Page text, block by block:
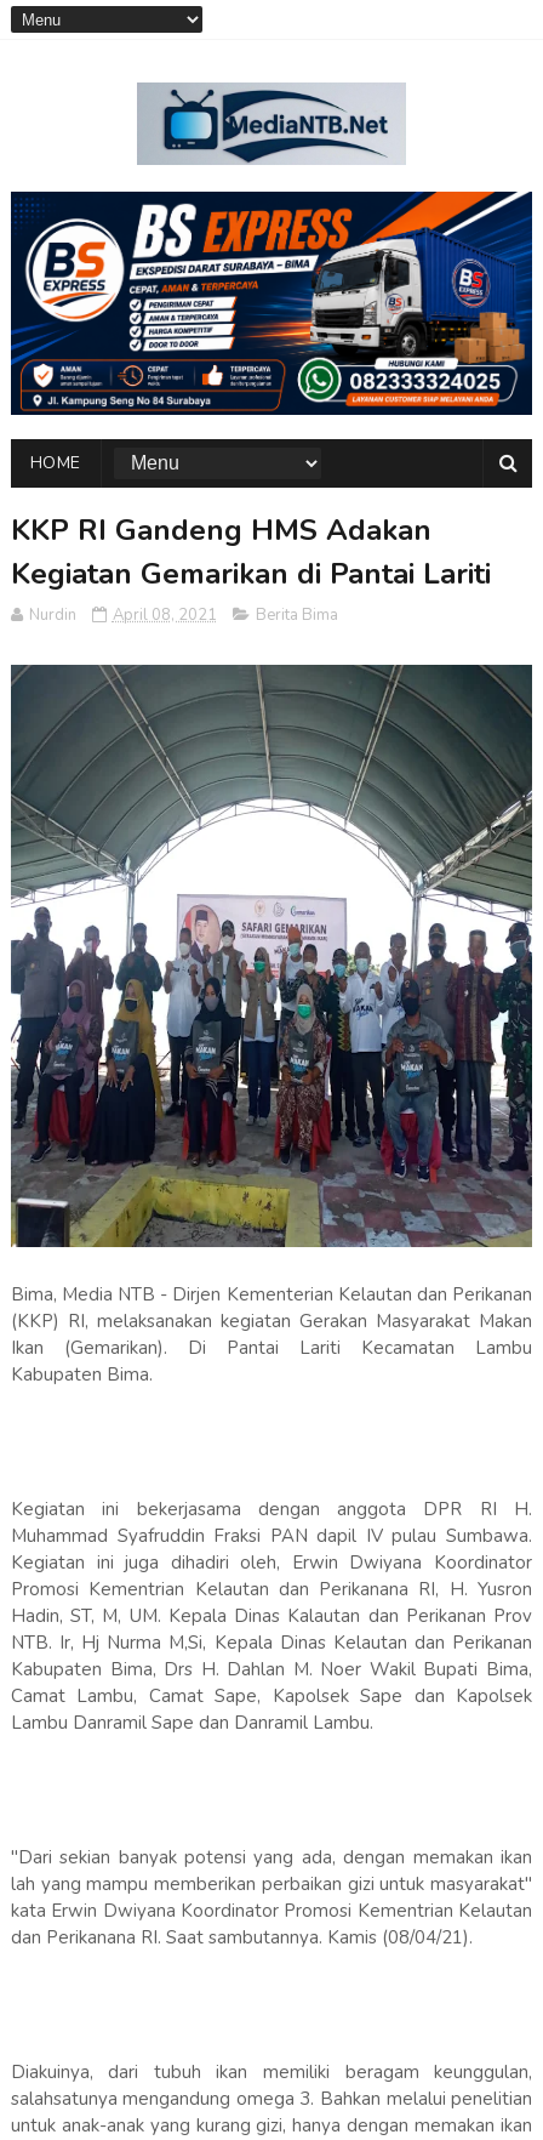
HOME
KKP RI Gandeng HMS Adakan
Kegiatan Gemarikan di Pantai Lariti
Nurdin April 08, 2021 Berita Bima
Bima, Media NTB - Dirjen Kementerian Kelautan dan Perikanan
(KKP) RI, melaksanakan kegiatan Gerakan Masyarakat Makan
Ikan (Gemarikan). Di Pantai Lariti Kecamatan Lambu
Kabupaten Bima.
Kegiatan ini bekerjasama dengan anggota DPR RI H.
Muhammad Syafruddin Fraksi PAN dapil IV pulau Sumbawa.
Kegiatan ini juga dihadiri oleh, Erwin Dwiyana Koordinator
Promosi Kementrian Kelautan dan Perikanana RI, H. Yusron
Hadin, ST, M, UM. Kepala Dinas Kalautan dan Perikanan Prov
NTB. Ir, Hj Nurma M,Si, Kepala Dinas Kelautan dan Perikanan
Kabupaten Bima, Drs H. Dahlan M. Noer Wakil Bupati Bima,
Camat Lambu, Camat Sape, Kapolsek Sape dan Kapolsek
Lambu Danramil Sape dan Danramil Lambu.
"Dari sekian banyak potensi yang ada, dengan memakan ikan
lah yang mampu memberikan perbaikan gizi untuk masyarakat"
kata Erwin Dwiyana Koordinator Promosi Kementrian Kelautan
dan Perikanana RI. Saat sambutannya. Kamis (08/04/21).
Diakuinya, dari tubuh ikan memiliki beragam keunggulan,
salahsatunya mengandung omega 3. Bahkan melalui penelitian
untuk anak-anak yang kurang gizi, hanya dengan memakan ikan